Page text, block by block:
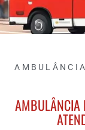
AMBULÂNCIA
AMBULÂNCIA